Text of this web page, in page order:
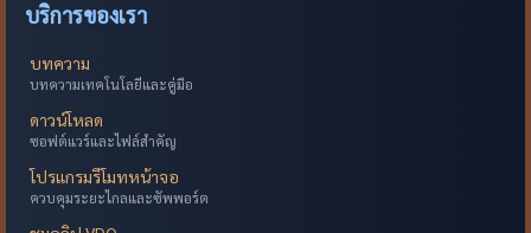
บริการของเรา
บทความ
บทความเทคโนโลยีและคู่มือ
ดาวน์โหลด
ซอฟต์แวร์และไฟล์สำคัญ
โปรแกรมรีโมทหน้าจอ
ควบคุมระยะไกลและซัพพอร์ต